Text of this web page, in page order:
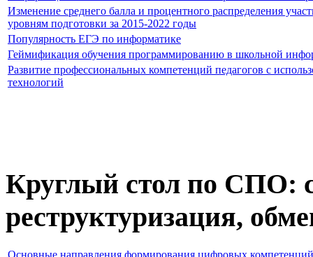
Изменение среднего балла и процентного распределения
уровням подготовки за 2015-2022 годы
Популярность ЕГЭ по информатике
Геймификация обучения программированию в школьной
Развитие профессиональных компетенций педагогов с
технологий
Круглый стол по СПО:
реструктуризация,
Основные направления формирования цифровых